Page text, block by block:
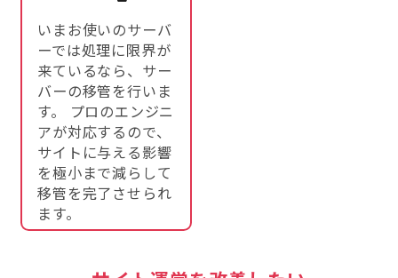
いまお使いのサーバ
ーでは処理に限界が
来ているなら、サー
バーの移管を行いま
す。 プロのエンジニ
アが対応するので、
サイトに与える影響
を極小まで減らして
移管を完了させられ
ます。